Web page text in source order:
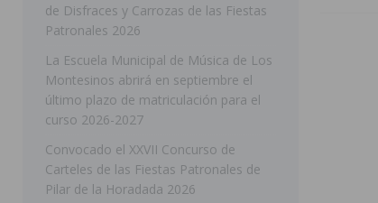
[ 06/08/2026 ]
Redován presenta la
Arcángel
[ 06/08/2026 ]
[ 06/08/2026 ] La Diputación destina dos
[ 06/08/2026 ]
Vegavacaciones 2026 amplía su
SAN MIGUEL DE SALINAS
de Disfraces y Carrozas de las Fiestas
Patronales 2026
La Escuela Municipal de Música de Los
Montesinos abrirá en septiembre el
último plazo de matriculación para el
curso 2026-2027
Convocado el XXVII Concurso de
Carteles de las Fiestas Patronales de
Pilar de la Horadada 2026